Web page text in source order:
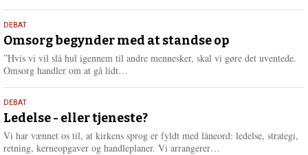
e
e
9.
juli
2026
DEBAT
Omsorg begynder med at standse op
”Hvis vi vil slå hul igennem til andre mennesker, skal vi gøre det uventede.
Omsorg handler om at gå lidt…
e
e
10.
juni
2026
DEBAT
Ledelse - eller tjeneste?
Vi har vænnet os til, at kirkens sprog er fyldt med låneord: ledelse, strategi,
retning, kerneopgaver og handleplaner. Vi arrangerer…